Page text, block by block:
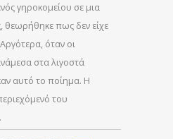
γηροκομείου σε μια
θεωρήθηκε πως δεν είχε
όταν οι
στα λιγοστά
αυτό το ποίημα. Η
του